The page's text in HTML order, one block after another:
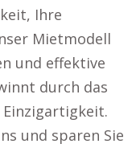
Ihre
Mietmodell
und effektive
durch das
und sparen Sie